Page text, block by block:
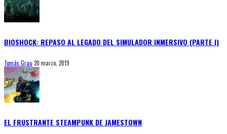
BIOSHOCK: REPASO AL LEGADO DEL SIMULADOR INMERSIVO (PARTE I)
Tomás Grau 20 marzo, 2019
EL FRUSTRANTE STEAMPUNK DE JAMESTOWN